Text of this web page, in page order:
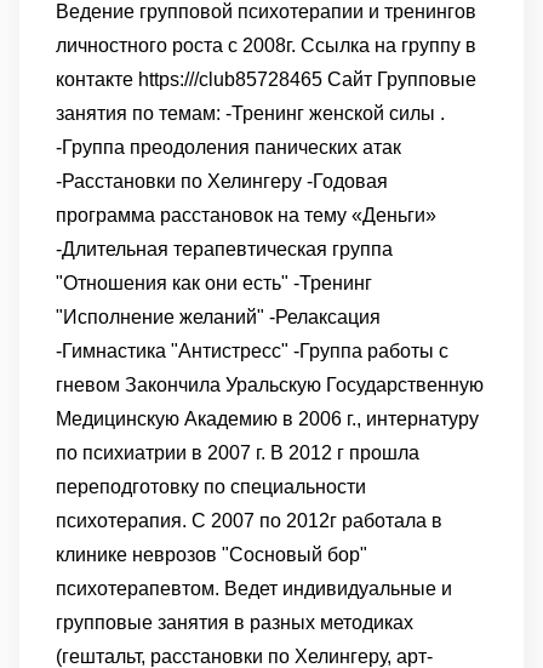
Ведение групповой психотерапии и тренингов
личностного роста с 2008г. Ссылка на группу в
контакте https:///club85728465 Сайт Групповые
занятия по темам: -Тренинг женской силы .
-Группа преодоления панических атак
-Расстановки по Хелингеру -Годовая
программа расстановок на тему «Деньги»
-Длительная терапевтическая группа
"Отношения как они есть" -Тренинг
"Исполнение желаний" -Релаксация
-Гимнастика "Антистресс" -Группа работы с
гневом Закончила Уральскую Государственную
Медицинскую Академию в 2006 г., интернатуру
по психиатрии в 2007 г. В 2012 г прошла
переподготовку по специальности
психотерапия. С 2007 по 2012г работала в
клинике неврозов "Сосновый бор"
психотерапевтом. Ведет индивидуальные и
групповые занятия в разных методиках
(гештальт, расстановки по Хелингеру, арт-